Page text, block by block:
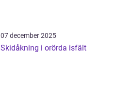
07 december 2025
Skidåkning i orörda isfält